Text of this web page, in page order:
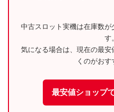
中古スロット実機は在庫数
す。
気になる場合は、現在の最
くのがおす
最安値ショップ